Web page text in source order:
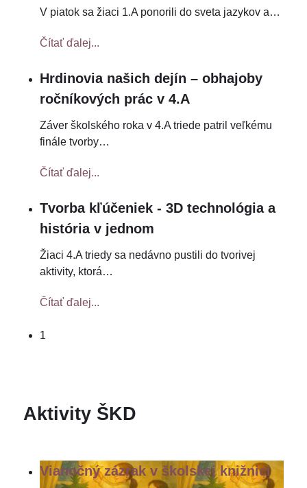
V piatok sa žiaci 1.A ponorili do sveta jazykov a…
Čítať ďalej...
Hrdinovia našich dejín – obhajoby
ročníkových prác v 4.A
Záver školského roka v 4.A triede patril veľkému
finále tvorby…
Čítať ďalej...
Tvorba kľúčeniek - 3D technológia a
história v jednom
Žiaci 4.A triedy sa nedávno pustili do tvorivej
aktivity, ktorá…
Čítať ďalej...
1
Aktivity ŠKD
Vianočný zázrak v školskej knižnici